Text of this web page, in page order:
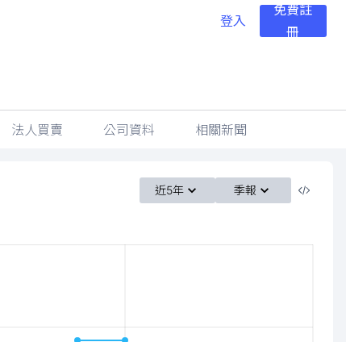
登入
免費註
冊
法人買賣 公司資料 相關新聞
近5年 季報